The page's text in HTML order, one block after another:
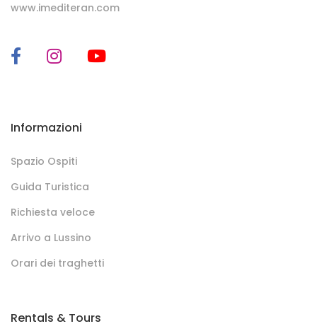
www.imediteran.com
Informazioni
Spazio Ospiti
Guida Turistica
Richiesta veloce
Arrivo a Lussino
Orari dei traghetti
Rentals & Tours